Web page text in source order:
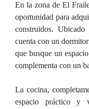
En la zona de El
oportunidad para
construidos.
cuenta con un
que busque un
complementa con un
La cocina,
espacio práctico y